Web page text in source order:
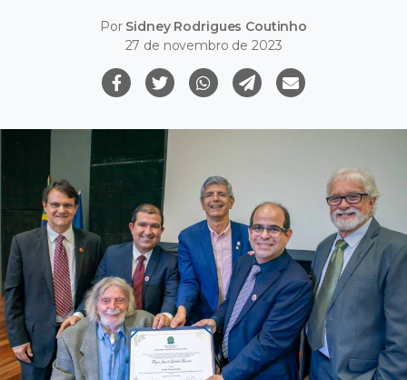
Por Sidney Rodrigues Coutinho
27 de novembro de 2023